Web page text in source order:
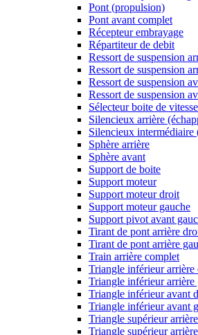
Pont (propulsion)
Pont avant complet
Récepteur embrayage
Répartiteur de debit
Ressort de suspension
Ressort de suspension
Ressort de suspension
Ressort de suspension
Sélecteur boite de vitesse
Silencieux arrière
Silencieux intermédiaire
Sphère arrière
Sphère avant
Support de boite
Support moteur
Support moteur droit
Support moteur gauche
Support pivot avant
Tirant de pont arrière
Tirant de pont arrière
Train arrière complet
Triangle inférieur arrière
Triangle inférieur arrière
Triangle inférieur avant
Triangle inférieur avant
Triangle supérieur
Triangle supérieur